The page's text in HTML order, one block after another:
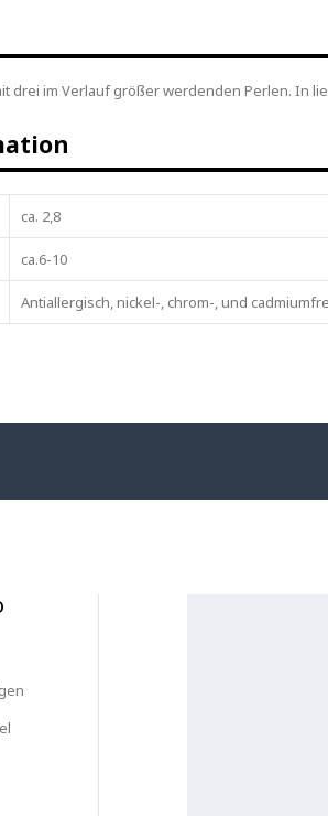
drei im Verlauf größer werdenden Perlen. In
ca. 2,8
ca.6-10
Antiallergisch, nickel-, chrom-, und